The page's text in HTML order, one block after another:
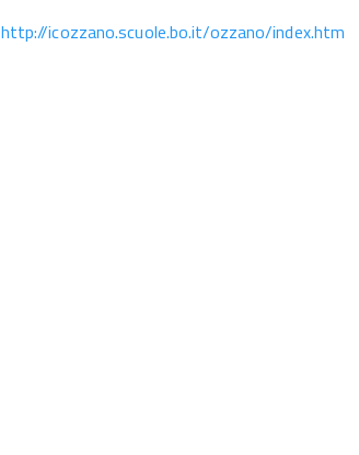
http://icozzano.scuole.bo.it/ozzano/index.htm